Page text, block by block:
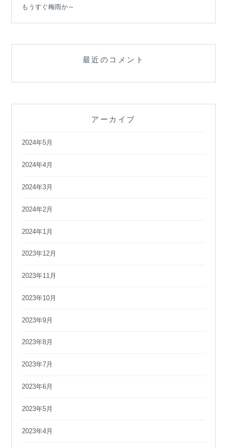
もうすぐ梅雨か～
最近のコメント
アーカイブ
2024年5月
2024年4月
2024年3月
2024年2月
2024年1月
2023年12月
2023年11月
2023年10月
2023年9月
2023年8月
2023年7月
2023年6月
2023年5月
2023年4月